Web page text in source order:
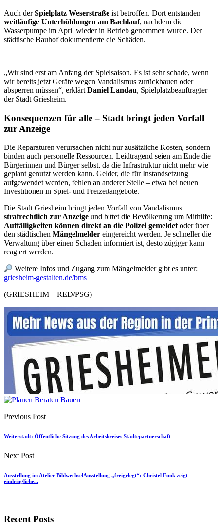
Auch derSpielplatz Weserstraße ist betroffen. Dort entstanden
weitläufige Unterhöhlungen am Bachlauf, nachdem die
Wasserpumpe im April wieder in Betrieb genommen wurde. Der
städtische Bauhof dokumentierte die Schäden.
„Wir sind erst am Anfang der Spielsaison. Es ist sehr schade, wenn
wir bereits jetzt Geräte wegen Vandalismus zurückbauen oder
absperren müssen“, erklärt Daniel Landau, Spielplatzbeauftragter
der Stadt Griesheim.
Konsequenzen für alle – Stadt bringt jeden Vorfall
zur Anzeige
Die Reparaturen verursachen nicht nur zusätzliche Kosten, sondern
binden auch personelle Ressourcen. Leidtragend seien am Ende die
Bürgerinnen und Bürger selbst, da die Infrastruktur nicht mehr wie
geplant genutzt werden kann. Gelder, die für Instandsetzung
aufgewendet werden, fehlen an anderer Stelle – etwa bei neuen
Investitionen in Spiel- und Freizeitangebote.
Die Stadt Griesheim bringt jeden Vorfall von Vandalismus
strafrechtlich zur Anzeige und bittet die Bevölkerung um Mithilfe:
Auffälligkeiten können direkt an die Polizei gemeldetoder über
den städtischen Mängelmelder eingereicht werden. Je schneller die
Verwaltung über einen Schaden informiert ist, desto zügiger kann
reagiert werden.
Weitere Infos und Zugang zum Mängelmelder gibt es unter:
griesheim-gestalten.de/bms
(GRIESHEIM – RED/PSG)
Previous Post
Weiterstadt: Öffentliche Sitzung des Arbeitskreises Städtepartnerschaft
Next Post
Ausstellung im Atelier BildwechselAusstellung „freigelegt“: Christel Funk zeigt
eindringliche...
Recent Posts